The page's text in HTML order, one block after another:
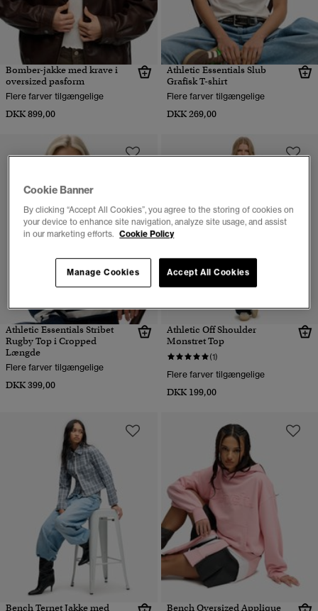
Bomber-jakke med krave i
oversized pasform
Flere farver tilgængelige
DKK 899,00
Athletic Essentials Slub
Grafisk T-shirt
Flere farver tilgængelige
DKK 269,00
Athletic Essentials Stribet
Rugby Top i Cropped
Længde
Flere farver tilgængelige
DKK 399,00
Athletic Off Shoulder
Mønstret Top
(1)
Flere farver tilgængelige
DKK 199,00
Bench Ternet Jakke med
Bench Oversized Applique
Cookie Banner
By clicking “Accept All Cookies”, you agree to the storing of cookies on
your device to enhance site navigation, analyze site usage, and assist
in our marketing efforts. Cookie Policy
Accept All Cookies
Manage Cookies